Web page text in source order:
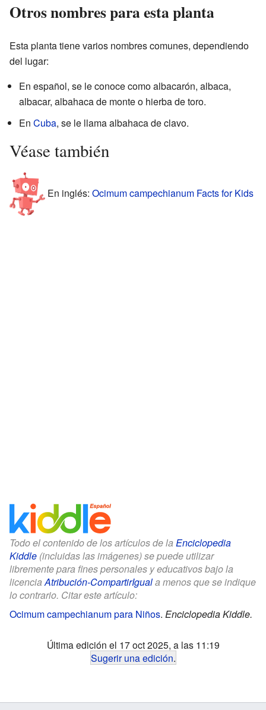
Otros nombres para esta planta
Esta planta tiene varios nombres comunes, dependiendo
del lugar:
En español, se le conoce como albacarón, albaca,
albacar, albahaca de monte o hierba de toro.
En Cuba, se le llama albahaca de clavo.
Véase también
En inglés: Ocimum campechianum Facts for Kids
Todo el contenido de los artículos de la Enciclopedia
Kiddle (incluidas las imágenes) se puede utilizar
libremente para fines personales y educativos bajo la
licenciaAtribución-CompartirIguala menos que se indique
lo contrario. Citar este artículo:
Ocimum campechianum para Niños. Enciclopedia Kiddle.
Última edición el 17 oct 2025, a las 11:19
Sugerir una edición.